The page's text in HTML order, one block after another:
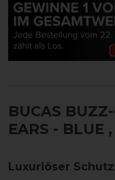
BUCAS
EARS - BLUE
Luxuriöser